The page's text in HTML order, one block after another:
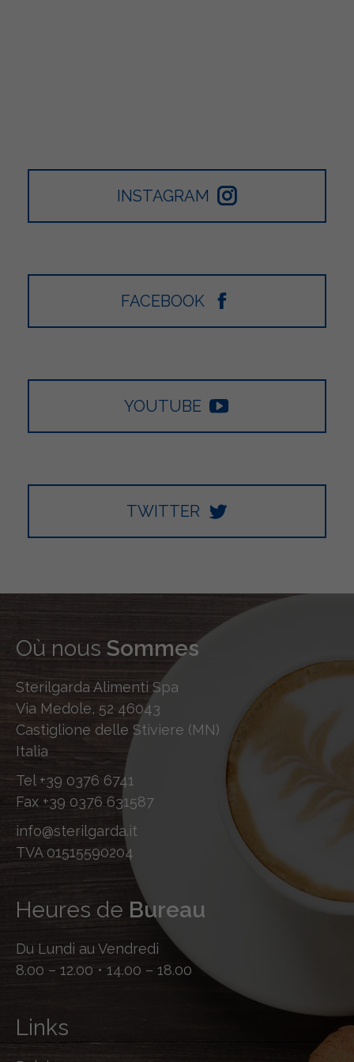
INSTAGRAM
FACEBOOK
YOUTUBE
TWITTER
Où nous Sommes
Sterilgarda Alimenti Spa
Via Medole, 52 46043
Castiglione delle Stiviere (MN)
Italia
Tel +39 0376 6741
Fax +39 0376 631587
info@sterilgarda.it
TVA 01515590204
Heures de Bureau
Du Lundi au Vendredi
8.00 – 12.00 • 14.00 – 18.00
Links